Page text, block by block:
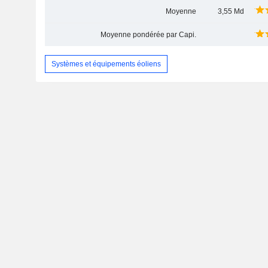
Moyenne 3,55 Md
Moyenne pondérée par Capi.
Systèmes et équipements éoliens